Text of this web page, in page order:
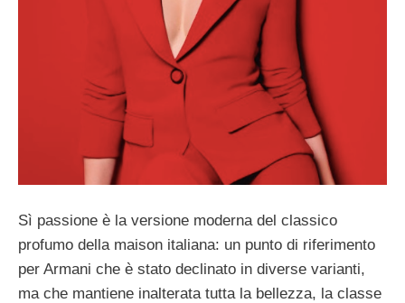
Sì passione è la versione moderna del classico
profumo della maison italiana: un punto di riferimento
per Armani che è stato declinato in diverse varianti,
ma che mantiene inalterata tutta la bellezza, la classe